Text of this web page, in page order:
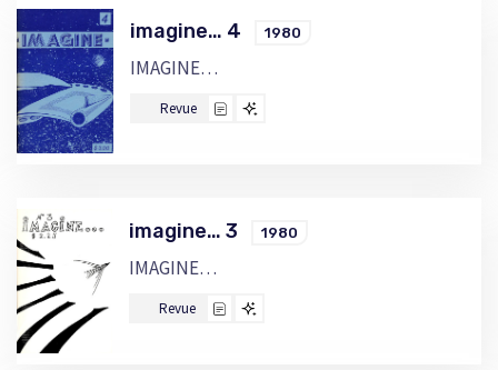
imagine… 4 1980
IMAGINE…
Revue
imagine… 3 1980
IMAGINE…
Revue